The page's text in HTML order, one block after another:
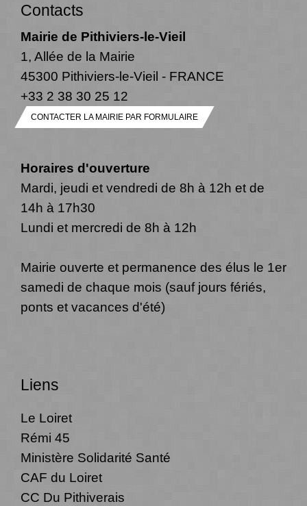
Contacts
Mairie de Pithiviers-le-Vieil
1, Allée de la Mairie
45300 Pithiviers-le-Vieil - FRANCE
+33 2 38 30 25 12
CONTACTER LA MAIRIE PAR FORMULAIRE
Horaires d'ouverture
Mardi, jeudi et vendredi de 8h à 12h et de
14h à 17h30
Lundi et mercredi de 8h à 12h
Mairie ouverte et permanence des élus le 1er
samedi de chaque mois (sauf jours fériés,
ponts et vacances d'été)
Liens
Le Loiret
Rémi 45
Ministère Solidarité Santé
CAF du Loiret
CC Du Pithiverais